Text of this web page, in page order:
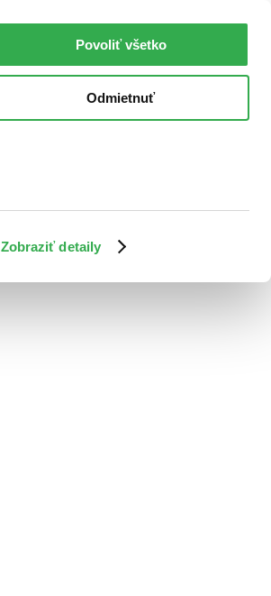
Zobraziť detaily
Povoliť všetko
Odmietnuť